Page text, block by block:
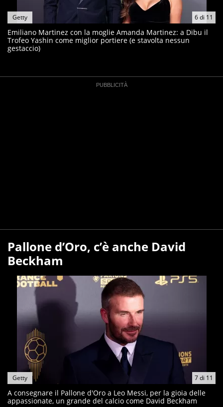
6di 11
Getty
Emiliano Martinez con la moglie Amanda Martinez: a Dibu il
Trofeo Yashin come miglior portiere (e stavolta nessun
gestaccio)
Pallone d’Oro, c’è anche David
Beckham
7di 11
Getty
A consegnare il Pallone d'Oro a Leo Messi, per la gioia delle
appassionate, un grande del calcio come David Beckham